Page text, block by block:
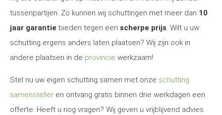
tussenpartijen. Zo kunnen wij schuttingen met meer dan 10
jaar garantie bieden tegen een scherpe prijs. Wilt u uw
schutting ergens anders laten plaatsen? Wij zijn ook in
andere plaatsen in de provincie werkzaam!
Stel nu uw eigen schutting samen met onze schutting
samensteller en ontvang gratis binnen drie werkdagen een
offerte. Heeft u nog vragen? Wij geven u vrijblijvend advies